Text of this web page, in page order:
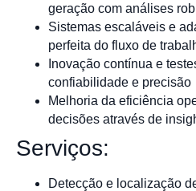
geração com análises
Sistemas escaláveis e
perfeita do fluxo de
Inovação contínua e
confiabilidade e precisão
Melhoria da eficiência
decisões através de
Serviços:
Detecção e localização